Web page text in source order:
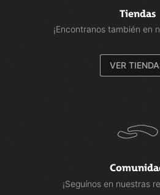
Tiendas
¡Encontranos también en
VER
¡Seguínos en nuestras